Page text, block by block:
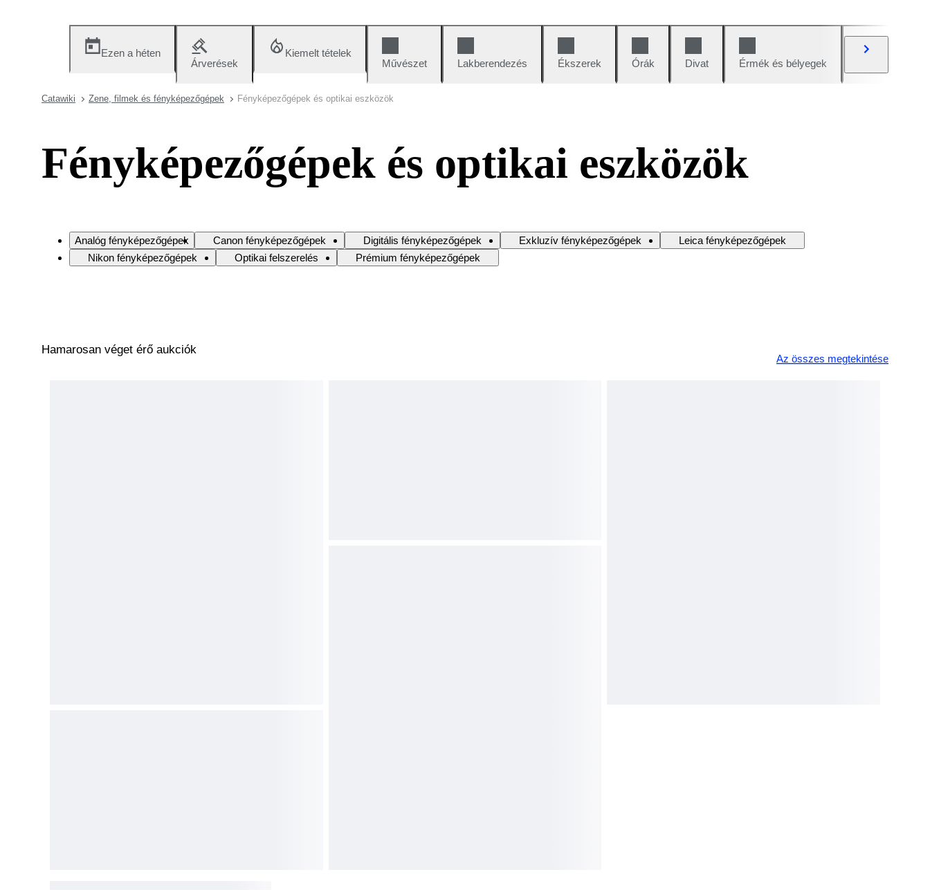
Ezen a héten
Árverések
Kiemelt tételek
Művészet
Lakberendezés Ékszerek Órák Divat Érmék és bélyegek
Catawiki Zene, filmek és fényképezőgépek Fényképezőgépek és optikai eszközök
Fényképezőgépek és optikai eszközök
Analóg fényképezőgépek Canon fényképezőgépek Digitális fényképezőgépek Exkluzív fényképezőgépek
Leica fényképezőgépek
Nikon fényképezőgépek
Optikai felszerelés Prémium fényképezőgépek
Hamarosan véget érő aukciók
Az összes megtekintése